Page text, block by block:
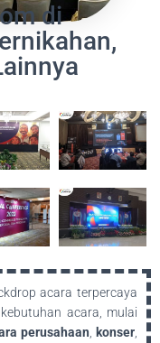
di
acara terpercaya
acara, mulai
perusahaan konser